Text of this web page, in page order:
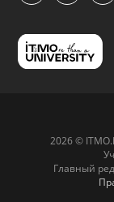
2026 ©
Главный